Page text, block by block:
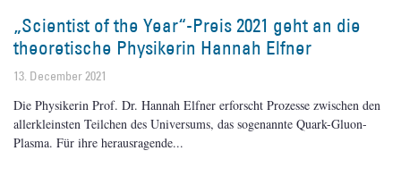
„Scientist of the Year“-Preis 2021 geht an die
theoretische Physikerin Hannah Elfner
13. December 2021
Die Physikerin Prof. Dr. Hannah Elfner erforscht Prozesse zwischen den
allerkleinsten Teilchen des Universums, das sogenannte Quark-Gluon-
Plasma. Für ihre herausragende